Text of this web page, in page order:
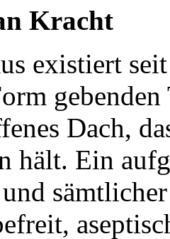
Kracht
existiert
Dach,
hält. Ein